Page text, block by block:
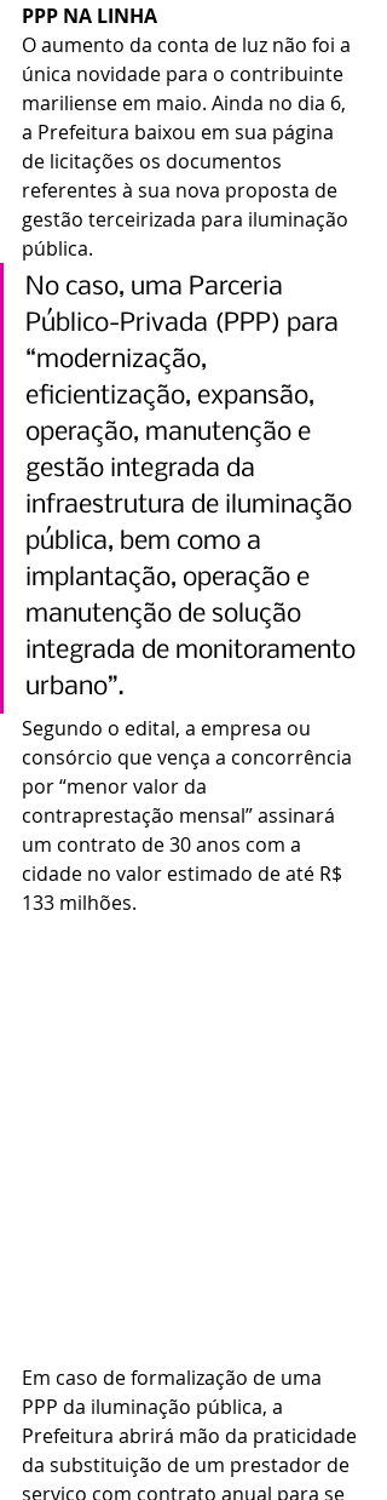
PPP NA LINHA
O aumento da conta de luz não foi a
única novidade para o contribuinte
mariliense em maio. Ainda no dia 6,
a Prefeitura baixou em sua página
de licitações os documentos
referentes à sua nova proposta de
gestão terceirizada para iluminação
pública.
No caso, uma Parceria
Público-Privada (PPP) para
“modernização,
eficientização, expansão,
operação, manutenção e
gestão integrada da
infraestrutura de iluminação
pública, bem como a
implantação, operação e
manutenção de solução
integrada de monitoramento
urbano”.
Segundo o edital, a empresa ou
consórcio que vença a concorrência
por “menor valor da
contraprestação mensal” assinará
um contrato de 30 anos com a
cidade no valor estimado de até R$
133 milhões.
Em caso de formalização de uma
PPP da iluminação pública, a
Prefeitura abrirá mão da praticidade
da substituição de um prestador de
serviço com contrato anual para se